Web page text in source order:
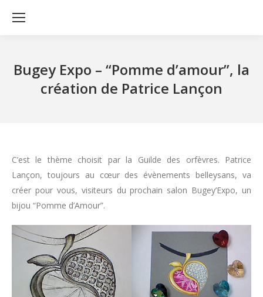
Bugey Expo – “Pomme d’amour”, la
création de Patrice Lançon
C’est le thème choisit par la Guilde des orfèvres. Patrice
Lançon, toujours au cœur des évènements belleysans, va
créer pour vous, visiteurs du prochain salon Bugey’Expo, un
bijou “Pomme d’Amour”.